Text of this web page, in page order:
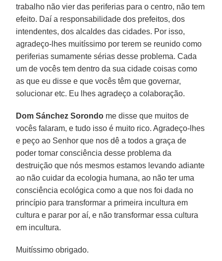
trabalho não vier das periferias para o centro, não tem
efeito. Daí a responsabilidade dos prefeitos, dos
intendentes, dos alcaldes das cidades. Por isso,
agradeço-lhes muitíssimo por terem se reunido como
periferias sumamente sérias desse problema. Cada
um de vocês tem dentro da sua cidade coisas como
as que eu disse e que vocês têm que governar,
solucionar etc. Eu lhes agradeço a colaboração.
Dom Sánchez Sorondo me disse que muitos de
vocês falaram, e tudo isso é muito rico. Agradeço-lhes
e peço ao Senhor que nos dê a todos a graça de
poder tomar consciência desse problema da
destruição que nós mesmos estamos levando adiante
ao não cuidar da ecologia humana, ao não ter uma
consciência ecológica como a que nos foi dada no
princípio para transformar a primeira incultura em
cultura e parar por aí, e não transformar essa cultura
em incultura.
Muitíssimo obrigado.